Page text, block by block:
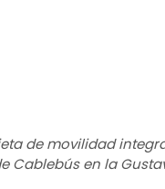
de movilidad
Cablebús en la